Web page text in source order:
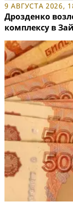
9 АВГУСТА 2026,
Дрозденко
комплексу в